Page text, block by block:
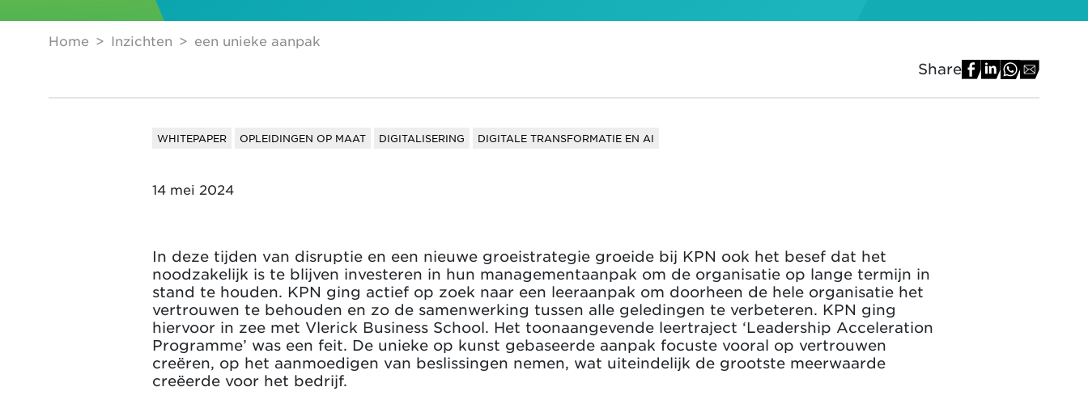
Home Inzichten een unieke aanpak
Share
WHITEPAPER OPLEIDINGEN OP MAAT DIGITALISERING DIGITALE TRANSFORMATIE EN AI
14 mei 2024
In deze tijden van disruptie en een nieuwe groeistrategie groeide bij KPN ook het besef dat het
noodzakelijk is te blijven investeren in hun managementaanpak om de organisatie op lange termijn in
stand te houden. KPN ging actief op zoek naar een leeraanpak om doorheen de hele organisatie het
vertrouwen te behouden en zo de samenwerking tussen alle geledingen te verbeteren. KPN ging
hiervoor in zee met Vlerick Business School. Het toonaangevende leertraject ‘Leadership Acceleration
Programme’ was een feit. De unieke op kunst gebaseerde aanpak focuste vooral op vertrouwen
creëren, op het aanmoedigen van beslissingen nemen, wat uiteindelijk de grootste meerwaarde
creëerde voor het bedrijf.